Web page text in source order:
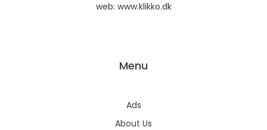
web: www.klikko.dk
Menu
Ads
About Us